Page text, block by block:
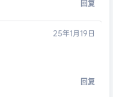
回复
25年1月19日
回复